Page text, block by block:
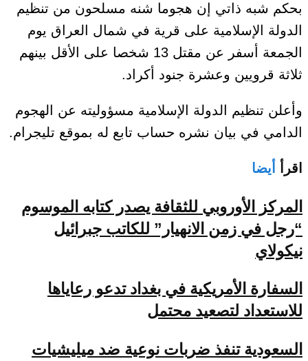
بحكم شبه ذاتي إن هجوما شنه مسلحون من تنظيم
الدولة الإسلامية على قرية في شمال العراق يوم
الجمعة أسفر عن مقتل 13 شخصا على الأقل بينهم
ثلاثة قرويين وعشرة جنود أكراد.
وأعلن تنظيم الدولة الإسلامية مسؤوليته عن الهجوم
الدامي في بيان نشره حساب تابع له بموقع تليجرام.
اقرأ أيضا
المركز الأوروبي للثقافة يصدر كتابه الموسوم
“رجل في زمن الانهيار” للكاتب جبرائيل
نيكولاي
السفارة الأمريكية في بغداد تدعو رعاياها
للاستعداد لتصعيد محتمل
السعودية تنفذ ضربات نوعية ضد ميليشيات